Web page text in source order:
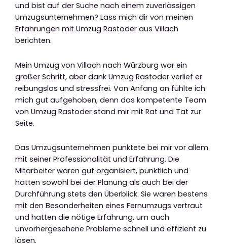
und bist auf der Suche nach einem zuverlässigen
Umzugsunternehmen? Lass mich dir von meinen
Erfahrungen mit Umzug Rastoder aus Villach
berichten.
Mein Umzug von Villach nach Würzburg war ein
großer Schritt, aber dank Umzug Rastoder verlief er
reibungslos und stressfrei. Von Anfang an fühlte ich
mich gut aufgehoben, denn das kompetente Team
von Umzug Rastoder stand mir mit Rat und Tat zur
Seite.
Das Umzugsunternehmen punktete bei mir vor allem
mit seiner Professionalität und Erfahrung. Die
Mitarbeiter waren gut organisiert, pünktlich und
hatten sowohl bei der Planung als auch bei der
Durchführung stets den Überblick. Sie waren bestens
mit den Besonderheiten eines Fernumzugs vertraut
und hatten die nötige Erfahrung, um auch
unvorhergesehene Probleme schnell und effizient zu
lösen.